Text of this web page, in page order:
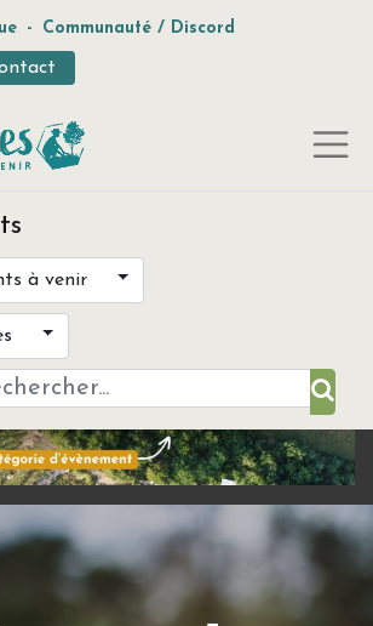
- Communauté / Discord
à venir